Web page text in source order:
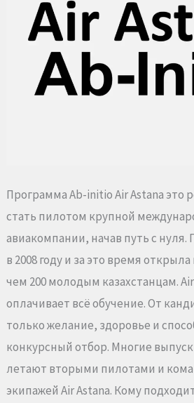
Программа Ab-initio Air Astana это
стать пилотом крупной
авиакомпании, начав путь с
в 2008 году и за это время
чем 200 молодым казахстанцам.
оплачивает всё обучение. От
только желание, здоровье и
конкурсный отбор. Многие
летают вторыми пилотами и
экипажей Air Astana. Кому